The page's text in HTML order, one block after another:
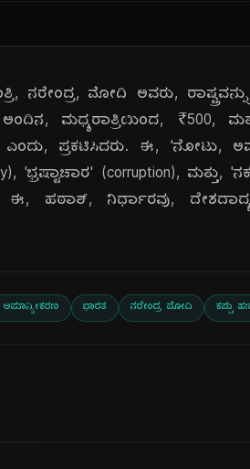
ನರೇಂದ್ರ, ಮೋದಿ ಅವರು,
ಮಧ್ಯರಾತ್ರಿಯಿಂದ, ₹500,
ಪ್ರಕಟಿಸಿದರು. ಈ, 'ನೋಟು,
'ಭ್ರಷ್ಟಾಚಾರ' (corruption), ಮತ್ತು,
ಈ, ಹಠಾತ್, ನಿರ್ಧಾರವು,
ಭಾರತ ನರೇಂದ್ರ ಮೋದಿ ಕಪ್ಪು